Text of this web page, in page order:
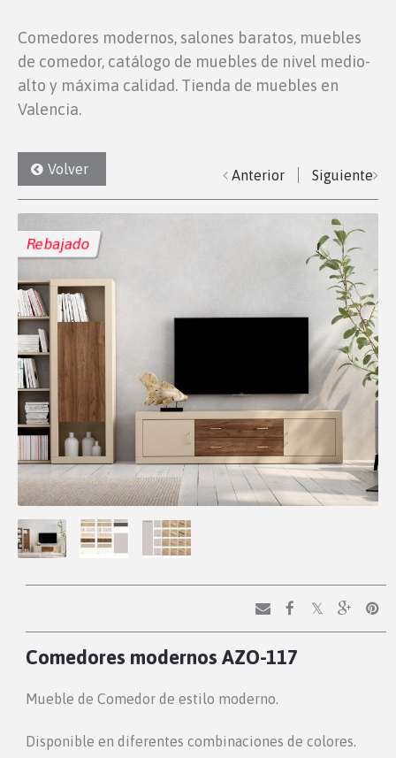
Comedores modernos, salones baratos, muebles
de comedor, catálogo de muebles de nivel medio-
alto y máxima calidad. Tienda de muebles en
Valencia.
Volver Anterior Siguiente
Rebajado
Comedores modernos AZO-117
Mueble de Comedor de estilo moderno.
Disponible en diferentes combinaciones de colores.